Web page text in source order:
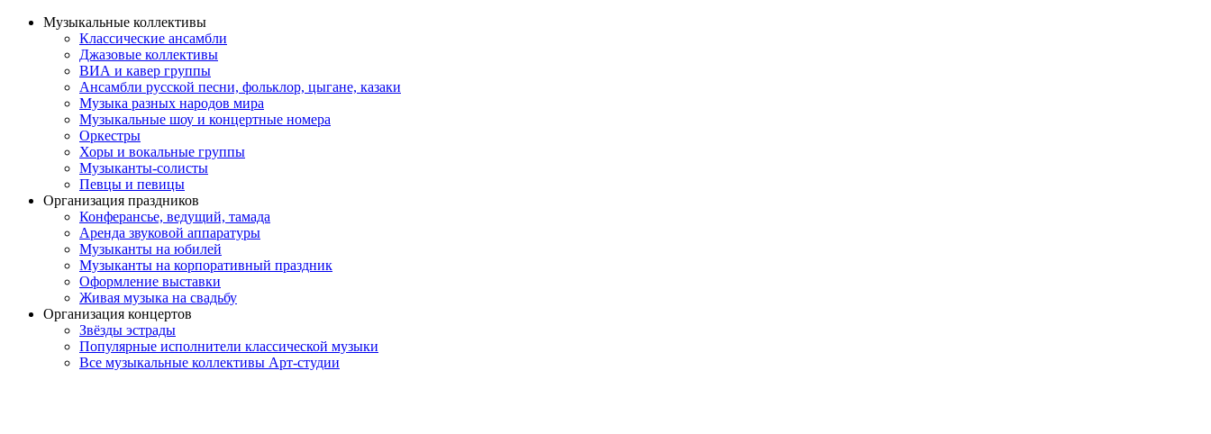
Музыкальные коллективы
Классические ансамбли
Джазовые коллективы
ВИА и кавер группы
Ансамбли русской песни, фольклор, цыгане, казаки
Музыка разных народов мира
Музыкальные шоу и концертные номера
Оркестры
Хоры и вокальные группы
Музыканты-солисты
Певцы и певицы
Организация праздников
Конферансье, ведущий, тамада
Аренда звуковой аппаратуры
Музыканты на юбилей
Музыканты на корпоративный праздник
Оформление выставки
Живая музыка на свадьбу
Организация концертов
Звёзды эстрады
Популярные исполнители классической музыки
Все музыкальные коллективы Арт-студии